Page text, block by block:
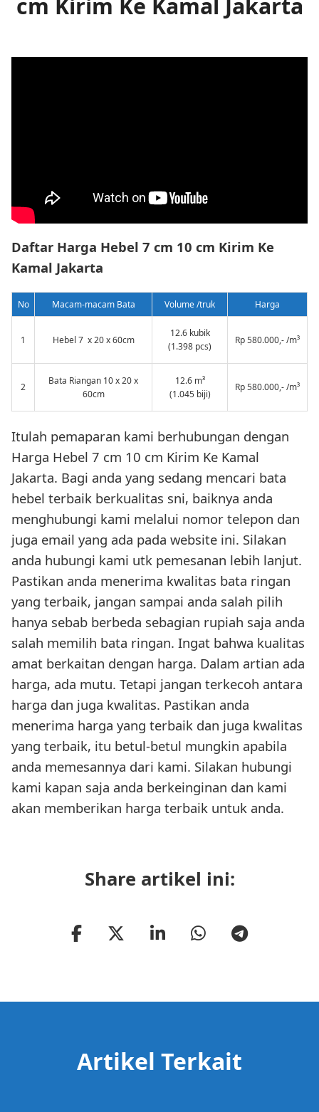
cm Kirim Ke Kamal Jakarta
Daftar Harga Hebel 7 cm 10 cm Kirim Ke
Kamal Jakarta
No Macam-macam Bata Volume /truk Harga
1 Hebel 7 x 20 x 60cm
12.6 kubik
(1.398 pcs)
Rp 580.000,- /m³
2
Bata Riangan 10 x 20 x
60cm
12.6 m³
(1.045 biji)
Rp 580.000,- /m³
Itulah pemaparan kami berhubungan dengan
Harga Hebel 7 cm 10 cm Kirim Ke Kamal
Jakarta. Bagi anda yang sedang mencari bata
hebel terbaik berkualitas sni, baiknya anda
menghubungi kami melalui nomor telepon dan
juga email yang ada pada website ini. Silakan
anda hubungi kami utk pemesanan lebih lanjut.
Pastikan anda menerima kwalitas bata ringan
yang terbaik, jangan sampai anda salah pilih
hanya sebab berbeda sebagian rupiah saja anda
salah memilih bata ringan. Ingat bahwa kualitas
amat berkaitan dengan harga. Dalam artian ada
harga, ada mutu. Tetapi jangan terkecoh antara
harga dan juga kwalitas. Pastikan anda
menerima harga yang terbaik dan juga kwalitas
yang terbaik, itu betul-betul mungkin apabila
anda memesannya dari kami. Silakan hubungi
kami kapan saja anda berkeinginan dan kami
akan memberikan harga terbaik untuk anda.
Share artikel ini:
Artikel Terkait